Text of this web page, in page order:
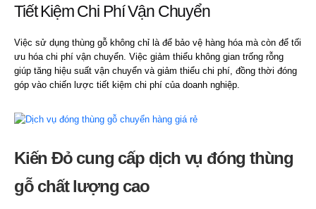
Tiết Kiệm Chi Phí Vận Chuyển
Việc sử dụng thùng gỗ không chỉ là để bảo vệ hàng hóa mà còn để tối
ưu hóa chi phí vận chuyển. Việc giảm thiểu không gian trống rỗng
giúp tăng hiệu suất vận chuyển và giảm thiểu chi phí, đồng thời đóng
góp vào chiến lược tiết kiệm chi phí của doanh nghiệp.
Kiến Đỏ cung cấp dịch vụ đóng thùng
gỗ chất lượng cao